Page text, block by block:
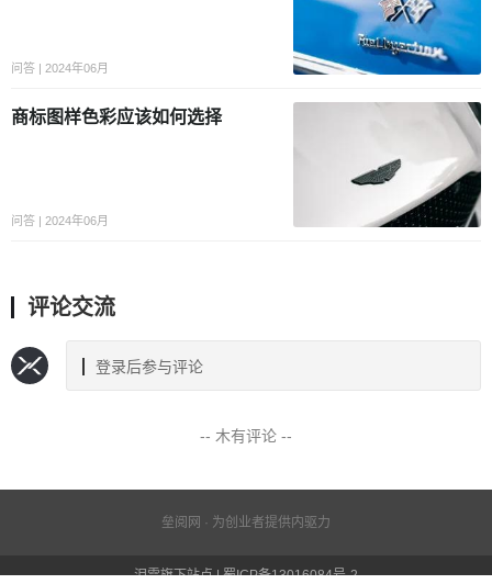
问答 | 2024年06月
商标图样色彩应该如何选择
问答 | 2024年06月
评论交流
登录后参与评论
-- 木有评论 --
垒阅网 · 为创业者提供内驱力
泪雪旗下站点 | 蜀ICP备13016084号-2